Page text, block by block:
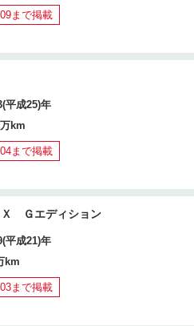
まで掲載
平成25)年
km
まで掲載
Ｇエディション
平成21)年
km
まで掲載